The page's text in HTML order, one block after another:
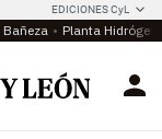
EDICIONES CyL
Bañeza Planta